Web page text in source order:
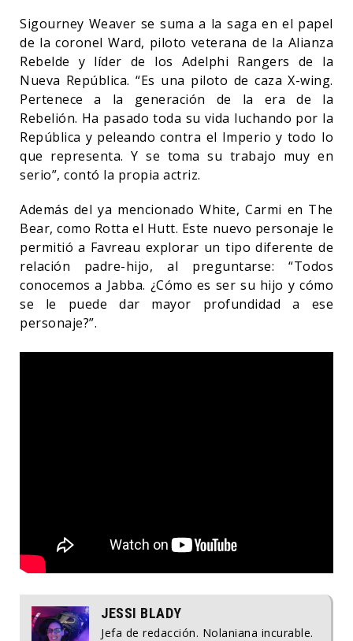
Sigourney Weaver se suma a la saga en el papel
de la coronel Ward, piloto veterana de la Alianza
Rebelde y líder de los Adelphi Rangers de la
Nueva República. “Es una piloto de caza X-wing.
Pertenece a la generación de la era de la
Rebelión. Ha pasado toda su vida luchando por la
República y peleando contra el Imperio y todo lo
que representa. Y se toma su trabajo muy en
serio”, contó la propia actriz.
Además del ya mencionado White, Carmi en The
Bear, como Rotta el Hutt. Este nuevo personaje le
permitió a Favreau explorar un tipo diferente de
relación padre-hijo, al preguntarse: “Todos
conocemos a Jabba. ¿Cómo es ser su hijo y cómo
se le puede dar mayor profundidad a ese
personaje?”.
JESSI BLADY
Jefa de redacción. Nolaniana incurable.